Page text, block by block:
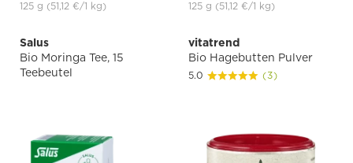
125 g (51,12 €/1 kg) 125 g (51,12 €/1 kg)
Salus
Bio Moringa Tee, 15
Teebeutel
vitatrend
Bio Hagebutten Pulver
5.0 (3)